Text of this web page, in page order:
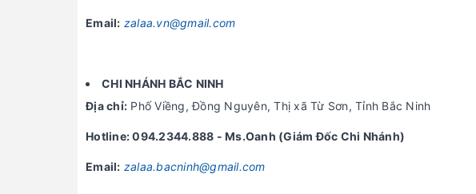
Email: zalaa.vn@gmail.com
CHI NHÁNH BẮC NINH
Địa chỉ: Phố Viềng, Đồng Nguyên, Thị xã Từ Sơn, Tỉnh Bắc Ninh
Hotline: 094.2344.888 - Ms.Oanh (Giám Đốc Chi Nhánh)
Email: zalaa.bacninh@gmail.com